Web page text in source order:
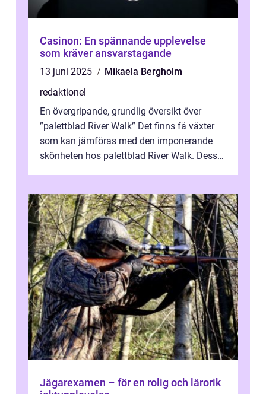
Casinon: En spännande upplevelse
som kräver ansvarstagande
13 juni 2025
Mikaela Bergholm
redaktionel
En övergripande, grundlig översikt över
”palettblad River Walk” Det finns få växter
som kan jämföras med den imponerande
skönheten hos palettblad River Walk. Dess
Jägarexamen – för en rolig och lärorik